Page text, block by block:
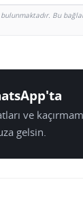
Bu
ve
gelsin.